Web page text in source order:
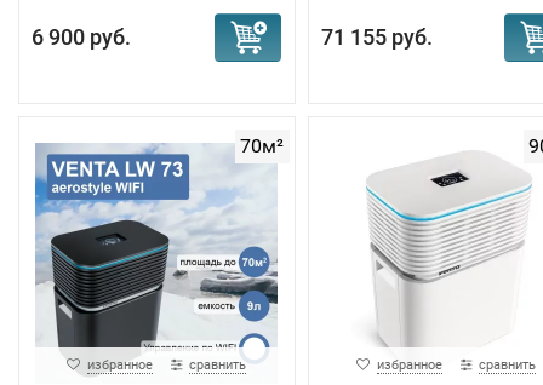
6 900 руб. 71 155 руб.
70м²
избранное сравнить избранное сравнить